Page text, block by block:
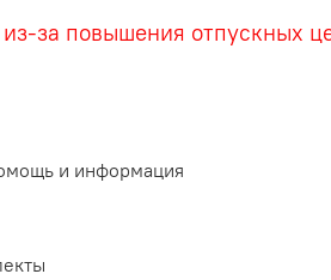
за повышения отпускных
и информация